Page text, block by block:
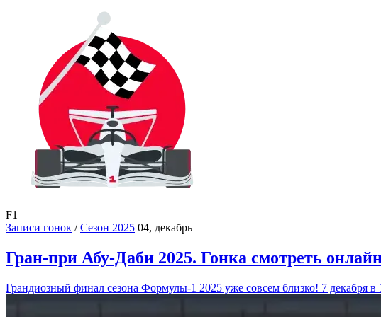
F1
Записи гонок /Сезон 2025 04, декабрь
Гран-при Абу-Даби 2025. Гонка смотреть
Грандиозный финал сезона Формулы-1 2025 уже совсем близко! 7 декабря в